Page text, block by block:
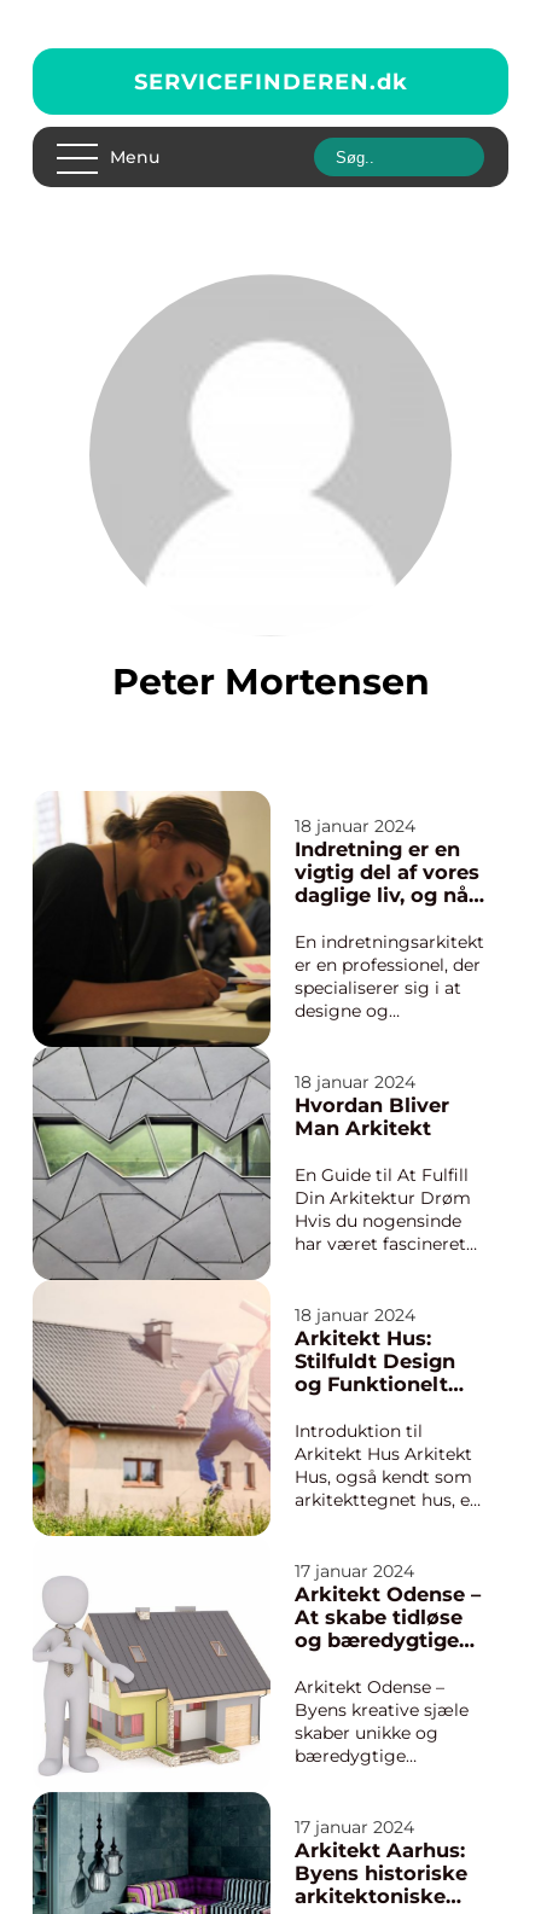
SERVICEFINDEREN.dk
Menu
Peter Mortensen
18 januar 2024
Indretning er en
vigtig del af vores
daglige liv, og når
skabe et smukt
og funktionelt
rum, kan det være
en fordel at få
kt
En indretningsarkitekt
er en professionel, der
specialiserer sig i at
designe og
interiører i både
private hjem og
kommercielle rum. I
udforske verdenen af
indretningsarkitekter
og opdage, hvad der
kræve...
18 januar 2024
Hvordan Bliver
Man Arkitekt
En Guide til At Fulfill
Din Arkitektur Drøm
Hvis du nogensinde
har været fascineret
drømt om at blive en
arkitekt og forme
bygninger og rum ud
fra din egen vision.
man egentlig
arkitekt? Og hvi...
18 januar 2024
Arkitekt Hus:
Stilfuldt Design
og Funktionelt
Introduktion til
Arkitekt Hus Arkitekt
Hus, også kendt som
arkitekttegnet hus, er
der integrerer
kunstnerisk æstetik
og funktionalitet på
en enestående måde.
talentfulde arkitekter,
de...
17 januar 2024
Arkitekt Odense –
At skabe tidløse
og bæredygtige
Arkitekt Odense –
Byens kreative sjæle
skaber unikke og
bæredygtige
er en af de mest
markante og varige
former for kunst. Det
er gennem
17 januar 2024
Arkitekt Aarhus:
Byens historiske
arkitektoniske